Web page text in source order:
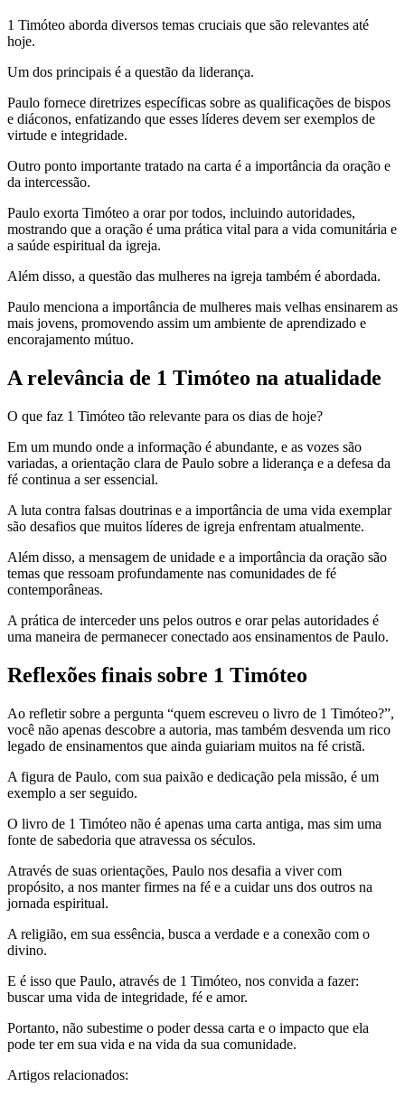
1 Timóteo aborda diversos temas cruciais que são relevantes até
hoje.
Um dos principais é a questão da liderança.
Paulo fornece diretrizes específicas sobre as qualificações de bispos
e diáconos, enfatizando que esses líderes devem ser exemplos de
virtude e integridade.
Outro ponto importante tratado na carta é a importância da oração e
da intercessão.
Paulo exorta Timóteo a orar por todos, incluindo autoridades,
mostrando que a oração é uma prática vital para a vida comunitária e
a saúde espiritual da igreja.
Além disso, a questão das mulheres na igreja também é abordada.
Paulo menciona a importância de mulheres mais velhas ensinarem as
mais jovens, promovendo assim um ambiente de aprendizado e
encorajamento mútuo.
A relevância de 1 Timóteo na atualidade
O que faz 1 Timóteo tão relevante para os dias de hoje?
Em um mundo onde a informação é abundante, e as vozes são
variadas, a orientação clara de Paulo sobre a liderança e a defesa da
fé continua a ser essencial.
A luta contra falsas doutrinas e a importância de uma vida exemplar
são desafios que muitos líderes de igreja enfrentam atualmente.
Além disso, a mensagem de unidade e a importância da oração são
temas que ressoam profundamente nas comunidades de fé
contemporâneas.
A prática de interceder uns pelos outros e orar pelas autoridades é
uma maneira de permanecer conectado aos ensinamentos de Paulo.
Reflexões finais sobre 1 Timóteo
Ao refletir sobre a pergunta “quem escreveu o livro de 1 Timóteo?”,
você não apenas descobre a autoria, mas também desvenda um rico
legado de ensinamentos que ainda guiariam muitos na fé cristã.
A figura de Paulo, com sua paixão e dedicação pela missão, é um
exemplo a ser seguido.
O livro de 1 Timóteo não é apenas uma carta antiga, mas sim uma
fonte de sabedoria que atravessa os séculos.
Através de suas orientações, Paulo nos desafia a viver com
propósito, a nos manter firmes na fé e a cuidar uns dos outros na
jornada espiritual.
A religião, em sua essência, busca a verdade e a conexão com o
divino.
E é isso que Paulo, através de 1 Timóteo, nos convida a fazer:
buscar uma vida de integridade, fé e amor.
Portanto, não subestime o poder dessa carta e o impacto que ela
pode ter em sua vida e na vida da sua comunidade.
Artigos relacionados: